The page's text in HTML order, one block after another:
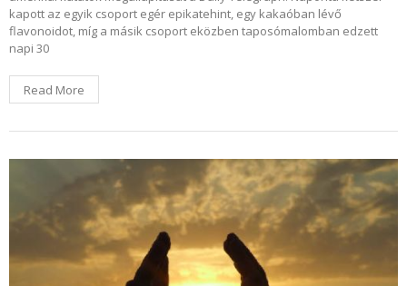
kapott az egyik csoport egér epikatehint, egy kakaóban lévő
flavonoidot, míg a másik csoport eközben taposómalomban edzett
napi 30
Read More